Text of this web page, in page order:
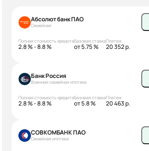
Абсолют банк ПАО
Семейная
Полная стоимость кредита
2.8 % - 8.8 %
Базовая ставка
от 5.75 %
Платеж
20 352 р.
Банк Россия
Военная семейная ипотека
Полная стоимость кредита
2.8 % - 8.8 %
Базовая ставка
от 5.8 %
Платеж
20 463 р.
СОВКОМБАНК ПАО
Семейная ипотека